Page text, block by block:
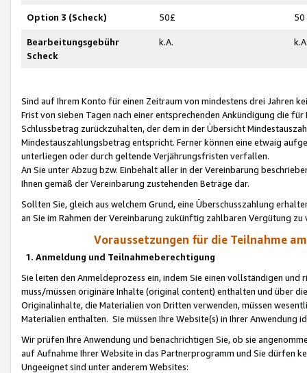
Option 3 (Scheck) 50£ 50
Bearbeitungsgebühr
Scheck
k.A.
Sind auf Ihrem Konto für einen Zeitraum von mindestens drei Jahren
Frist von sieben Tagen nach einer entsprechenden Ankündigung die
Schlussbetrag zurückzuhalten, der dem in der Übersicht
Mindestauszahlungsbetrag entspricht. Ferner können eine etwaig
unterliegen oder durch geltende Verjährungsfristen verfallen.
An Sie unter Abzug bzw. Einbehalt aller in der Vereinbarung
Ihnen gemäß der Vereinbarung zustehenden Beträge dar.
Sollten Sie, gleich aus welchem Grund, eine Überschusszahlung
an Sie im Rahmen der Vereinbarung zukünftig zahlbaren Vergütung zu
Voraussetzungen für die Teilnahme
1. Anmeldung und Teilnahmeberechtigung
Sie leiten den Anmeldeprozess ein, indem Sie einen vollständigen
muss/müssen originäre Inhalte (original content) enthalten und über
Originalinhalte, die Materialien von Dritten verwenden, müssen
Materialien enthalten. Sie müssen Ihre Website(s) in Ihrer Anwendung
Wir prüfen Ihre Anwendung und benachrichtigen Sie, ob sie
auf Aufnahme Ihrer Website in das Partnerprogramm und Sie dürfen
Ungeeignet sind unter anderem Websites: